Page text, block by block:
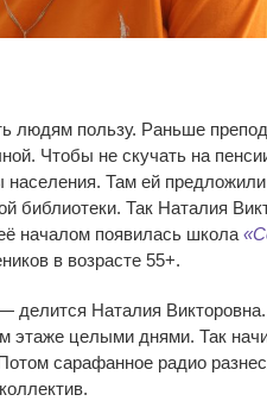
людям пользу. Раньше
Чтобы не скучать на
населения. Там ей
библиотеки. Так Наталия
началом появилась школа «
в возрасте 55+.
делится Наталия Викторовна.
этаже целыми днями. Так
сарафанное радио